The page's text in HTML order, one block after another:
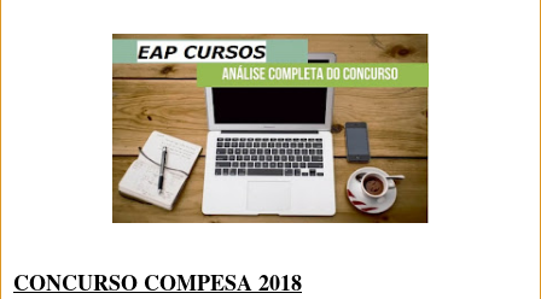
CONCURSO COMPESA 2018